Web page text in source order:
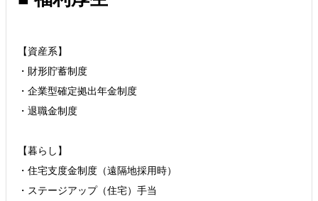
【資産系】
・財形貯蓄制度
・企業型確定拠出年金制度
・退職金制度
【暮らし】
・住宅支度金制度（遠隔地採用時）
・ステージアップ（住宅）手当